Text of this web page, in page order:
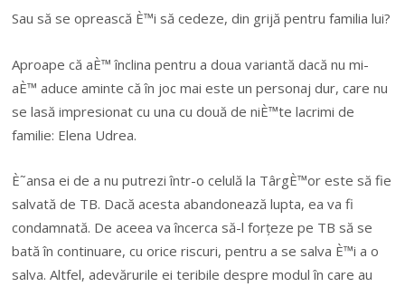
Sau să se oprească È™i să cedeze, din grijă pentru familia lui?
Aproape că aÈ™ înclina pentru a doua variantă dacă nu mi-
aÈ™ aduce aminte că în joc mai este un personaj dur, care nu
se lasă impresionat cu una cu două de niÈ™te lacrimi de
familie: Elena Udrea.
È˜ansa ei de a nu putrezi într-o celulă la TârgÈ™or este să fie
salvată de TB. Dacă acesta abandonează lupta, ea va fi
condamnată. De aceea va încerca să-l forțeze pe TB să se
bată în continuare, cu orice riscuri, pentru a se salva È™i a o
salva. Altfel, adevărurile ei teribile despre modul în care au